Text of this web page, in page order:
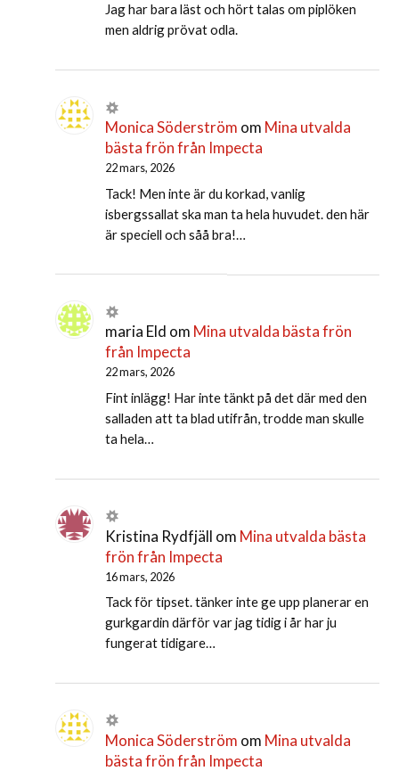
Jag har bara läst och hört talas om piplöken
men aldrig prövat odla.
Monica Söderström om Mina utvalda
bästa frön från Impecta
22 mars, 2026
Tack! Men inte är du korkad, vanlig
isbergssallat ska man ta hela huvudet. den här
är speciell och såå bra!…
maria Eld om Mina utvalda bästa frön
från Impecta
22 mars, 2026
Fint inlägg! Har inte tänkt på det där med den
salladen att ta blad utifrån, trodde man skulle
ta hela…
Kristina Rydfjäll om Mina utvalda bästa
frön från Impecta
16 mars, 2026
Tack för tipset. tänker inte ge upp planerar en
gurkgardin därför var jag tidig i år har ju
fungerat tidigare…
Monica Söderström om Mina utvalda
bästa frön från Impecta